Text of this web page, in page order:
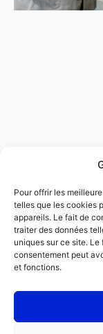
Pour offrir les
telles que les cookies
appareils. Le fait de
traiter des données
uniques sur ce site.
consentement peut
et fonctions.
Mentions